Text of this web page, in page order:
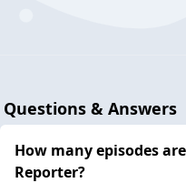
Questions & Answers
How many episodes
Reporter?